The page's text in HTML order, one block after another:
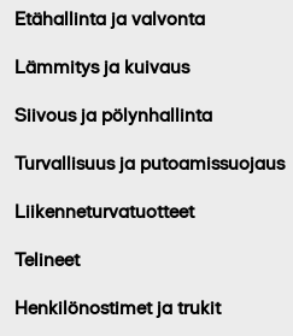
Etähallinta ja valvonta
Lämmitys ja kuivaus
Siivous ja pölynhallinta
Turvallisuus ja putoamissuojaus
Liikenneturvatuotteet
Telineet
Henkilönostimet ja trukit